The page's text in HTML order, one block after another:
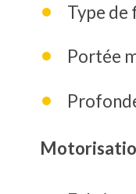
Type de
Portée